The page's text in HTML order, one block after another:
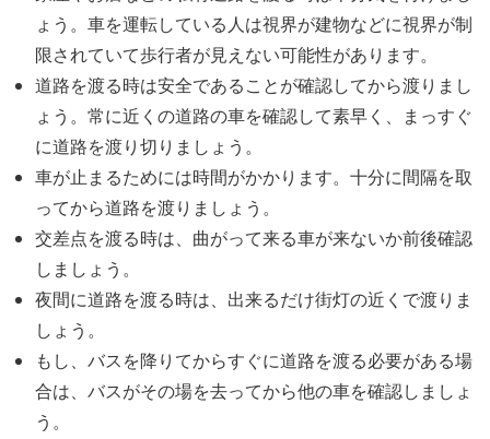
ょう。車を運転している人は視界が建物などに視界が制
限されていて歩行者が見えない可能性があります。
道路を渡る時は安全であることが確認してから渡りまし
ょう。常に近くの道路の車を確認して素早く、まっすぐ
に道路を渡り切りましょう。
車が止まるためには時間がかかります。十分に間隔を取
ってから道路を渡りましょう。
交差点を渡る時は、曲がって来る車が来ないか前後確認
しましょう。
夜間に道路を渡る時は、出来るだけ街灯の近くで渡りま
しょう。
もし、バスを降りてからすぐに道路を渡る必要がある場
合は、バスがその場を去ってから他の車を確認しましょ
う。